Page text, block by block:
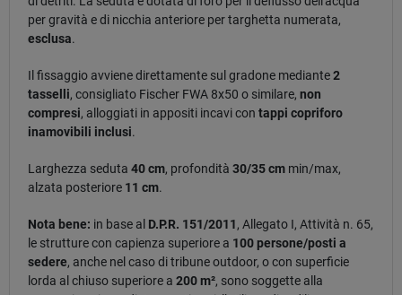
per gravità e di nicchia anteriore per targhetta numerata,
esclusa.
Il fissaggio avviene direttamente sul gradone mediante2
tasselli, consigliato Fischer FWA 8x50 o similare, non
compresi, alloggiati in appositi incavi con tappi copriforo
inamovibili inclusi.
Larghezza seduta 40 cm, profondità 30/35 cm min/max,
alzata posteriore 11 cm.
Nota bene: in base al D.P.R. 151/2011, Allegato I, Attività n. 65,
le strutture con capienza superiore a 100 persone/posti a
sedere, anche nel caso di tribune outdoor, o con superficie
lorda al chiuso superiore a 200 m², sono soggette alla